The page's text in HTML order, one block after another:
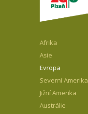
Afrika
Asie
Evropa
Severní Amerika
Jižní Amerika
Austrálie